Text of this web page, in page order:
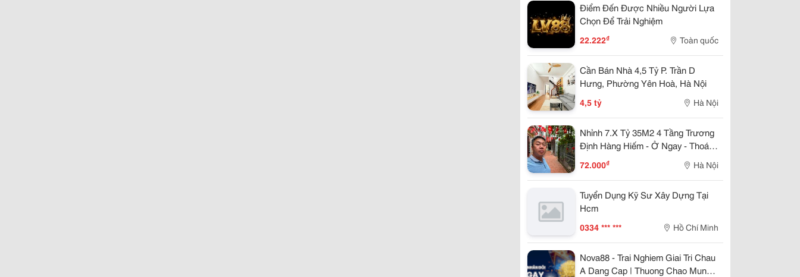
Điểm Đến Được Nhiều Người Lựa
Chọn Để Trải Nghiệm
22.222₫ Toàn quốc
Cần Bán Nhà 4,5 Tỷ P. Trần D
Hưng, Phường Yên Hoà, Hà Nội
4,5 tỷ Hà Nội
Nhỉnh 7.X Tỷ 35M2 4 Tầng Trương
Định Hàng Hiếm - Ở Ngay - Thoáng
Trước Sau. Sổ Đỏ Cất Két
72.000₫ Hà Nội
Tuyển Dụng Kỹ Sư Xây Dựng Tại
Hcm
0334 *** *** Hồ Chí Minh
Nova88 - Trai Nghiem Giai Tri Chau
A Dang Cap | Thuong Chao Mung